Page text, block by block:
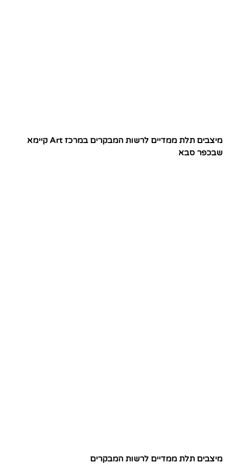
מיצבים תלת ממדיים לרשות המבקרים במרכז Art קיימא
שבכפר סבא
מיצבים תלת ממדיים לרשות המבקרים